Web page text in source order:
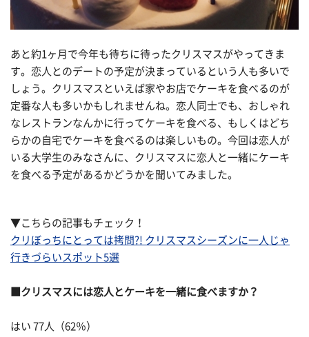
あと約1ヶ月で今年も待ちに待ったクリスマスがやってきま
す。恋人とのデートの予定が決まっているという人も多いで
しょう。クリスマスといえば家やお店でケーキを食べるのが
定番な人も多いかもしれませんね。恋人同士でも、おしゃれ
なレストランなんかに行ってケーキを食べる、もしくはどち
らかの自宅でケーキを食べるのは楽しいもの。今回は恋人が
いる大学生のみなさんに、クリスマスに恋人と一緒にケーキ
を食べる予定があるかどうかを聞いてみました。
▼こちらの記事もチェック！
クリぼっちにとっては拷問?! クリスマスシーズンに一人じゃ
行きづらいスポット5選
■クリスマスには恋人とケーキを一緒に食べますか？
はい 77人（62％）